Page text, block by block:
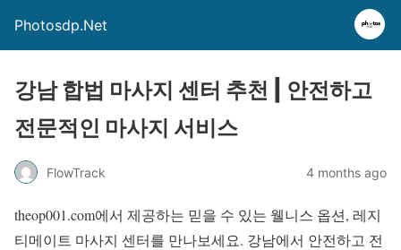
Photosdp.Net
강남 합법 마사지 센터 추천 | 안전하고
전문적인 마사지 서비스
FlowTrack 4 months ago
theop001.com에서 제공하는 믿을 수 있는 웰니스 옵션, 레지
티메이트 마사지 센터를 만나보세요. 강남에서 안전하고 전